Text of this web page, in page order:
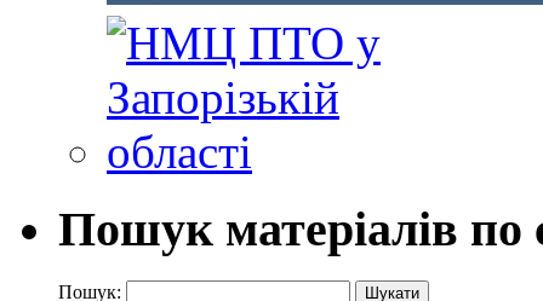
Пошук матеріалів по
Пошук: